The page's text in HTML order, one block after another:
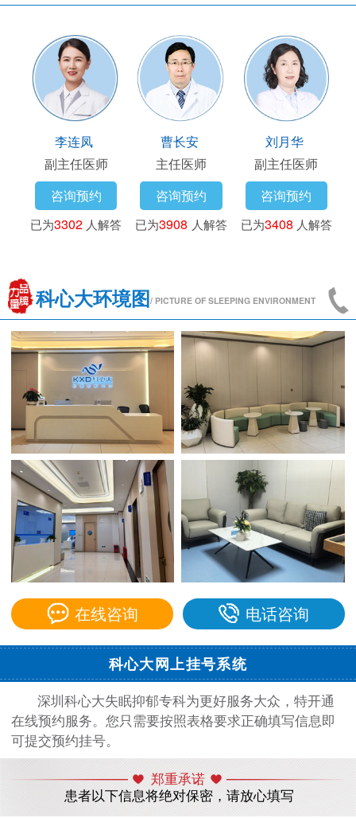
部主任
人解答
副主任医师
咨询预约
已为3016 人解答
副主任医师
咨询预约
已为3302人解答 已为
科心大环境图/ PICTURE OF SLEEPING ENVIRONMENT
在线咨询 电话咨询
科心大网上挂号系统
深圳科心大失眠抑郁专科为更好服务大众，特开通
在线预约服务。您只需要按照表格要求正确填写信息即
可提交预约挂号。
郑重承诺
患者以下信息将绝对保密，请放心填写